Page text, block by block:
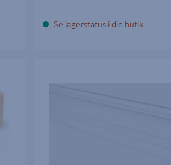
Se lagerstatus i din butik